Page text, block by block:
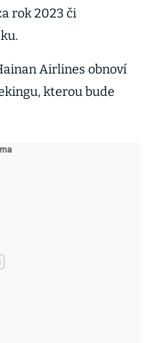
rok 2023 či
Airlines obnoví
kterou bude